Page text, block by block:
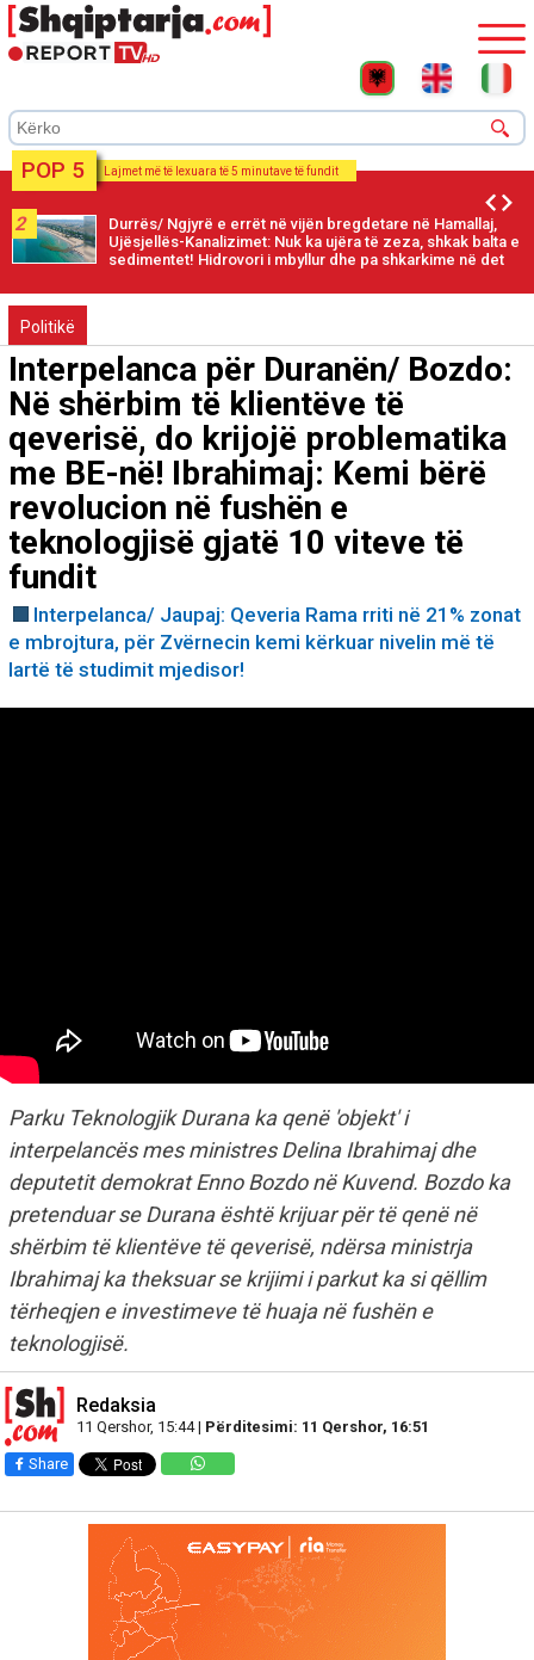
POP 5 Lajmet më të lexuara të 5 minutave të fundit
2
Durrës/ Ngjyrë e errët në vijën bregdetare në Hamallaj,
Ujësjellës-Kanalizimet: Nuk ka ujëra të zeza, shkak balta e
sedimentet! Hidrovori i mbyllur dhe pa shkarkime në det
Politikë
Interpelanca për Duranën/ Bozdo:
Në shërbim të klientëve të
qeverisë, do krijojë problematika
me BE-në! Ibrahimaj: Kemi bërë
revolucion në fushën e
teknologjisë gjatë 10 viteve të
fundit
Interpelanca/ Jaupaj: Qeveria Rama rriti në 21% zonat
e mbrojtura, për Zvërnecin kemi kërkuar nivelin më të
lartë të studimit mjedisor!
Parku Teknologjik Durana ka qenë 'objekt' i
interpelancës mes ministres Delina Ibrahimaj dhe
deputetit demokrat Enno Bozdo në Kuvend. Bozdo ka
pretenduar se Durana është krijuar për të qenë në
shërbim të klientëve të qeverisë, ndërsa ministrja
Ibrahimaj ka theksuar se krijimi i parkut ka si qëllim
tërheqjen e investimeve të huaja në fushën e
teknologjisë.
Redaksia
11 Qershor, 15:44 | Përditesimi: 11 Qershor, 16:51
Share